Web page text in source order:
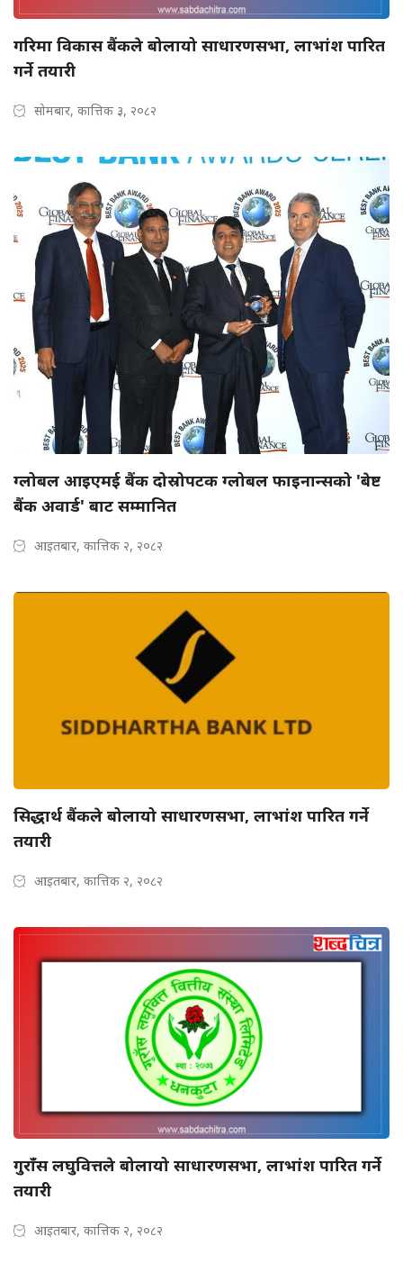
गरिमा विकास बैंकले बोलायो साधारणसभा, लाभांश पारित
गर्ने तयारी
सोमबार, कात्तिक ३, २०८२
ग्लोबल आइएमई बैंक दोस्रोपटक ग्लोबल फाइनान्सको 'बेष्ट
बैंक अवार्ड' बाट सम्मानित
आइतबार, कात्तिक २, २०८२
सिद्धार्थ बैंकले बोलायो साधारणसभा, लाभांश पारित गर्ने
तयारी
आइतबार, कात्तिक २, २०८२
गुराँस लघुवित्तले बोलायो साधारणसभा, लाभांश पारित गर्ने
तयारी
आइतबार, कात्तिक २, २०८२